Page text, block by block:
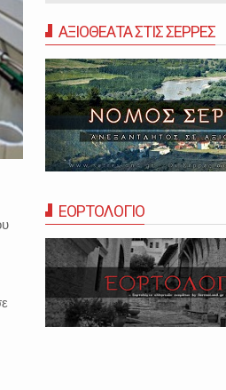
ΑΞΙΟΘΕΑΤΑ ΣΤΙΣ ΣΕΡΡΕΣ
ΕΟΡΤΟΛΟΓΙΟ